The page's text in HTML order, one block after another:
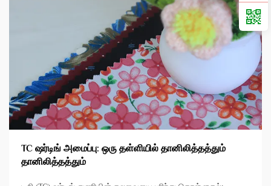
TC ஷர்டிங் அமைப்பு: ஒரு தள்ளியில் தானிலித்தத்தும்
தானிலித்தத்தும்